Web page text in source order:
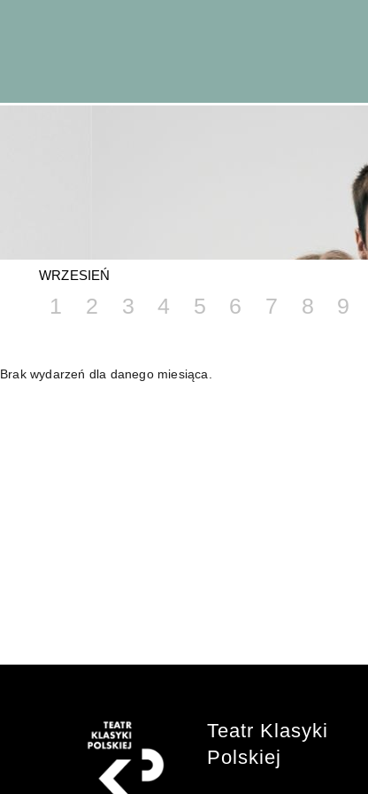
WRZESIEŃ
1 2 3 4 5 6 7 8 9
Brak wydarzeń dla danego miesiąca.
Teatr Klasyki
Polskiej